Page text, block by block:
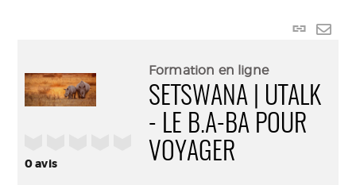
Lien
0avis
Formation en ligne
SETSWANA | UTALK
- LE B.A-BA POUR
VOYAGER